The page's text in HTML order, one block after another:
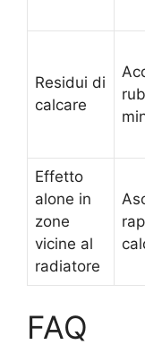
Residui di
calcare
Effetto
alone in
zone
vicine al
radiatore
FAQ